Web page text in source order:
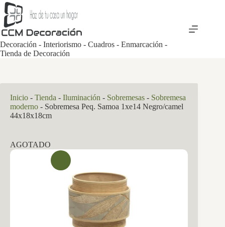
Saltar
al
contenido
Decoración - Interiorismo - Cuadros - Enmarcación -
Tienda de Decoración
Inicio - Tienda - Iluminación - Sobremesas - Sobremesa
moderno - Sobremesa Peq. Samoa 1xe14 Negro/camel
44x18x18cm
AGOTADO